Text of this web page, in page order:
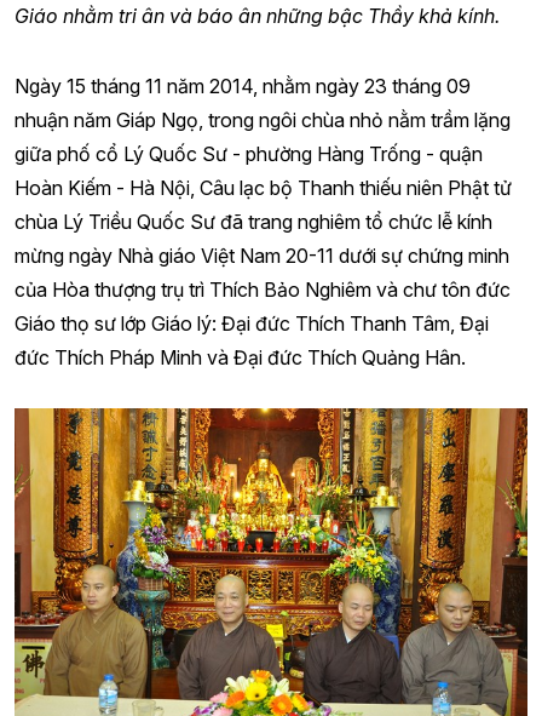
Giáo nhằm tri ân và báo ân những bậc Thầy khả kính.
Ngày 15 tháng 11 năm 2014, nhằm ngày 23 tháng 09
nhuận năm Giáp Ngọ, trong ngôi chùa nhỏ nằm trầm lặng
giữa phố cổ Lý Quốc Sư - phường Hàng Trống - quận
Hoàn Kiếm - Hà Nội, Câu lạc bộ Thanh thiếu niên Phật tử
chùa Lý Triều Quốc Sư đã trang nghiêm tổ chức lễ kính
mừng ngày Nhà giáo Việt Nam 20-11 dưới sự chứng minh
của Hòa thượng trụ trì Thích Bảo Nghiêm và chư tôn đức
Giáo thọ sư lớp Giáo lý: Đại đức Thích Thanh Tâm, Đại
đức Thích Pháp Minh và Đại đức Thích Quảng Hân.